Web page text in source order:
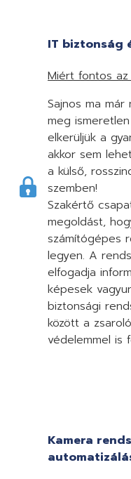
IT biztonság
Miért fontos
Sajnos ma
meg
elkerüljük a
akkor sem
a külső,
szemben!
Szakértő
megoldást,
számítógépes
legyen. A
elfogadja
képesek
biztonsági
között a
védelemmel is
Kamera